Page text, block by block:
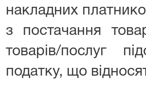
накладних
з постачання
товарів/послуг
податку, що